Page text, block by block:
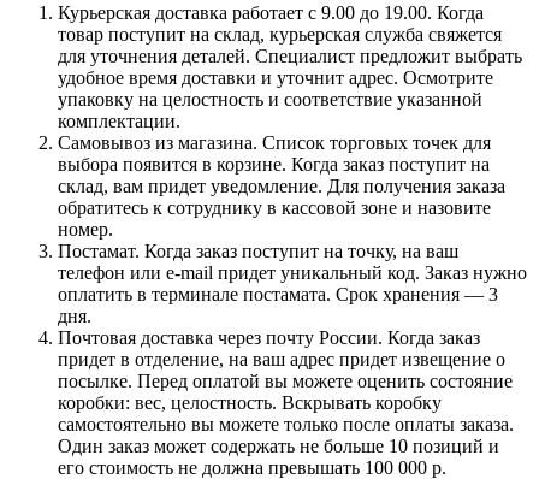
Курьерская доставка работает с 9.00 до 19.00. Когда
товар поступит на склад, курьерская служба свяжется
для уточнения деталей. Специалист предложит выбрать
удобное время доставки и уточнит адрес. Осмотрите
упаковку на целостность и соответствие указанной
комплектации.
Самовывоз из магазина. Список торговых точек для
выбора появится в корзине. Когда заказ поступит на
склад, вам придет уведомление. Для получения заказа
обратитесь к сотруднику в кассовой зоне и назовите
номер.
Постамат. Когда заказ поступит на точку, на ваш
телефон или e-mail придет уникальный код. Заказ нужно
оплатить в терминале постамата. Срок хранения — 3
дня.
Почтовая доставка через почту России. Когда заказ
придет в отделение, на ваш адрес придет извещение о
посылке. Перед оплатой вы можете оценить состояние
коробки: вес, целостность. Вскрывать коробку
самостоятельно вы можете только после оплаты заказа.
Один заказ может содержать не больше 10 позиций и
его стоимость не должна превышать 100 000 р.